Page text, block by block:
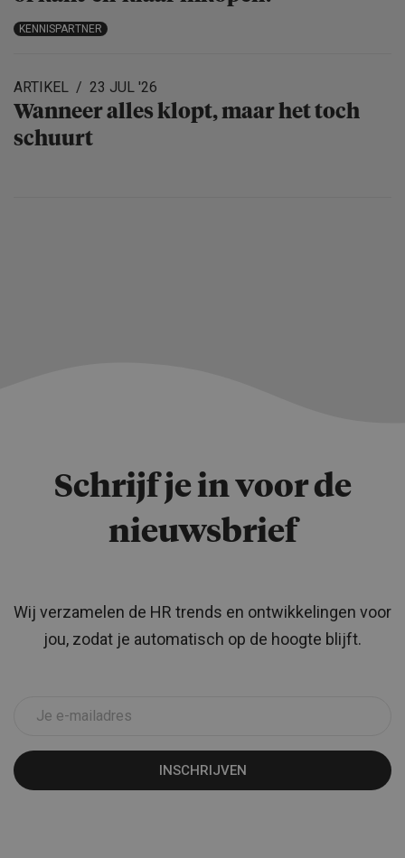
KENNISPARTNER
ARTIKEL 23 JUL '26
Wanneer alles klopt, maar het toch
schuurt
Schrijf je in voor de
nieuwsbrief
Wij verzamelen de HR trends en ontwikkelingen voor
jou, zodat je automatisch op de hoogte blijft.